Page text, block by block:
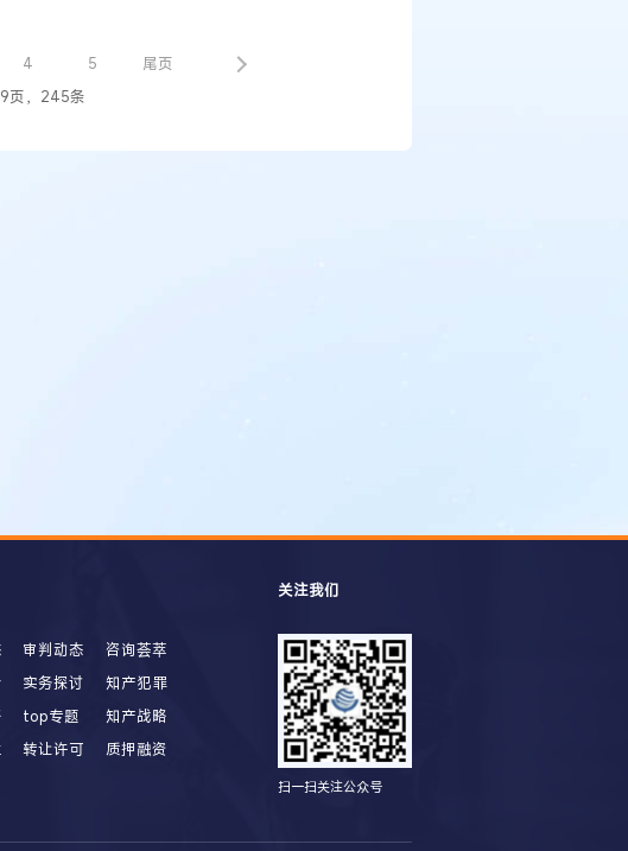
4 5
尾页
页，245条
审判动态
咨询荟萃
实务探讨
知产犯罪
top专题
知产战略
转让许可
质押融资
关注我们
扫一扫关注公众号